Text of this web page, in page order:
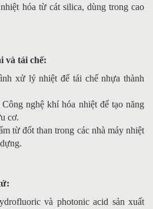
hóa từ cát silica, dùng trong cao
và tái chế:
xử lý nhiệt để tái chế nhựa thành
Công nghệ khí hóa nhiệt để tạo năng
cơ.
từ đốt than trong các nhà máy nhiệt
và photonic acid sản xuất